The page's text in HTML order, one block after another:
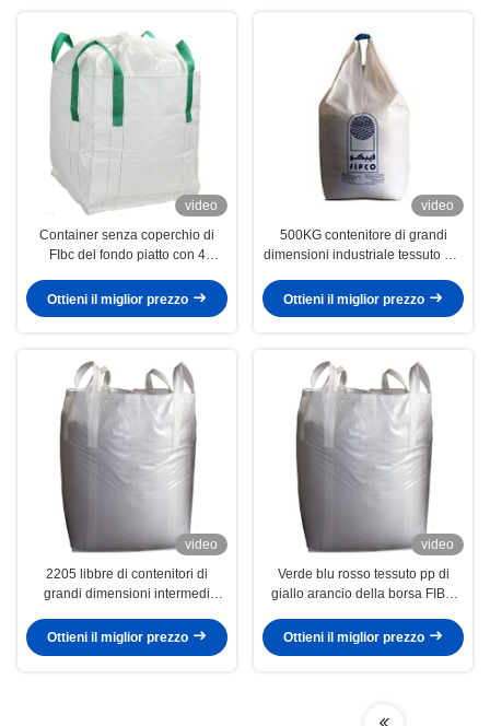
video
Container senza coperchio di
FIbc del fondo piatto con 4
chilogrammi di capacità
Ottieni il miglior prezzo
video
500KG contenitore di grandi
dimensioni industriale tessuto pp,
cemento/l'imballaggio materiale
da costruzione
Ottieni il miglior prezzo
video
2205 libbre di contenitori di
grandi dimensioni intermedi
prodotti agricoli
Ottieni il miglior prezzo
video
Verde blu rosso tessuto pp di
giallo arancio della borsa FIBC
Ottieni il miglior prezzo